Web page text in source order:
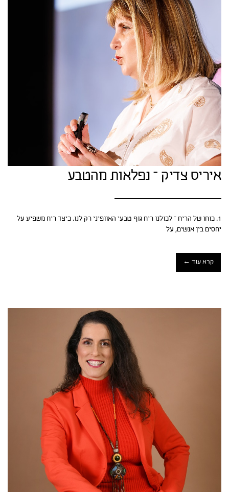
איריס צדיק – נפלאות מהטבע
1. כוחו של הריח – לכולנו ריח גוף טבעי האוופיני רק לנו. כיצד ריח משפיע על
יחסים בין אנשים, על
קרא עוד ←